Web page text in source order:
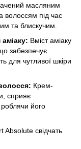
масляним
волоссям під час
та блискучим.
Вміст аміаку
забезпечує
для чутливої шкіри
Крем-
сприяє
його
Absolute свідчать